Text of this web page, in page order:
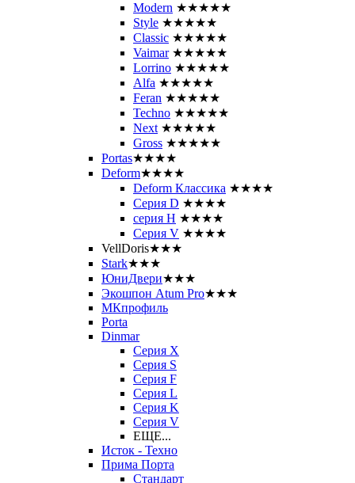
Modern ★★★★★
Style ★★★★★
Classic ★★★★★
Vaimar ★★★★★
Lorrino ★★★★★
Alfa ★★★★★
Feran ★★★★★
Techno ★★★★★
Next ★★★★★
Gross ★★★★★
Portas★★★★
Deform★★★★
Deform Классика ★★★★
Серия D ★★★★
серия H ★★★★
Серия V ★★★★
VellDoris★★★
Stark★★★
ЮниДвери★★★
Экошпон Atum Pro★★★
МКпрофиль
Porta
Dinmar
Серия X
Серия S
Серия F
Серия L
Серия K
Серия V
ЕЩЕ...
Исток - Техно
Прима Порта
Стандарт